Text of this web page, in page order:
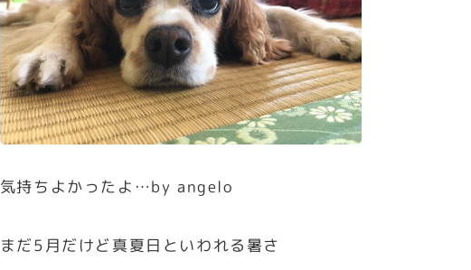
気持ちよかったよ…by angelo
まだ5月だけど真夏日といわれる暑さ